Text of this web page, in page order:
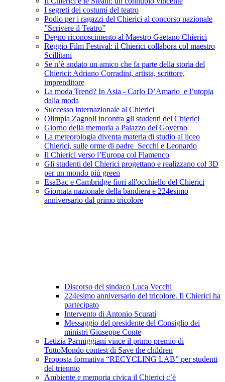
I segreti dei costumi del teatro
Podio per i ragazzi del Chierici al concorso nazionale
”Scrivere il Teatro”
Degno riconoscimento al Maestro Gaetano Chierici
Reggio Film Festival: il Chierici collabora col maestro
Scillitani
Se n’è andato un amico che fa parte della storia del
Chierici: Adriano Corradini, artista, scrittore,
imprenditore
La moda Trend? In Asia - Carlo D’Amario e l’utopia
dalla moda
Successo internazionale al Chierici
Olimpia Zagnoli incontra gli studenti del Chierici
Giorno della memoria a Palazzo del Governo
La meteorologia diventa materia di studio al liceo
Chierici, sulle orme di padre Secchi e Leonardo
Il Chierici verso l’Europa col Flamenco
Gli studenti del Chierici progettano e realizzano col 3D
per un mondo più green
EsaBac e Cambridge fiori all'occhiello del Chierici
Giornata nazionale della bandiera e 224esimo
anniversario dal primo tricolore
Discorso del sindaco Luca Vecchi
224esimo anniversario del tricolore. Il Chierici ha
partecipato
Intervento di Antonio Scurati
Messaggio del presidente del Consiglio dei
ministri Giuseppe Conte
Letizia Parmiggiani vince il primo premio di
TuttoMondo contest di Save the children
Proposta formativa “RECYCLING LAB” per studenti
del triennio
Ambiente e memoria civica il Chierici c’è